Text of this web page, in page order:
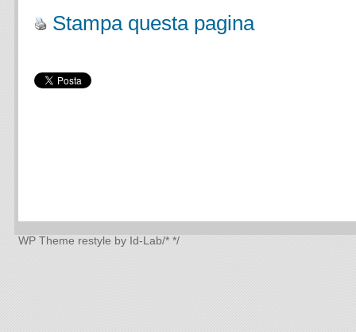
Stampa questa pagina
WP Theme restyle by Id-Lab/* */